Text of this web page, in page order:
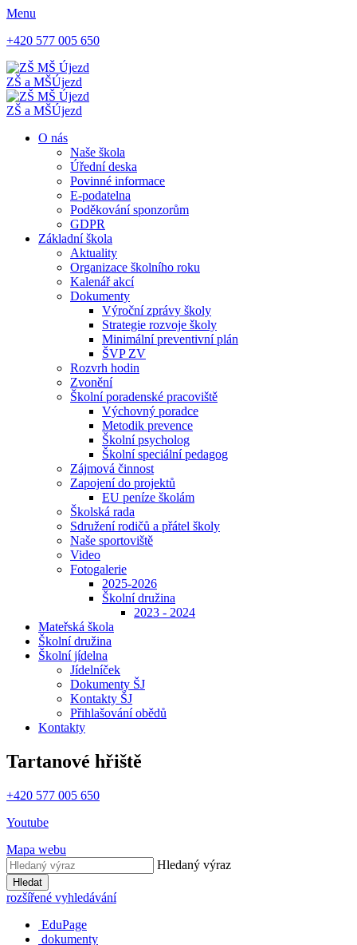
Menu
+420 577 005 650
ZŠ a MŠÚjezd
ZŠ a MŠÚjezd
O nás
Naše škola
Úřední deska
Povinné informace
E-podatelna
Poděkování sponzorům
GDPR
Základní škola
Aktuality
Organizace školního roku
Kalenář akcí
Dokumenty
Výroční zprávy školy
Strategie rozvoje školy
Minimální preventivní plán
ŠVP ZV
Rozvrh hodin
Zvonění
Školní poradenské pracoviště
Výchovný poradce
Metodik prevence
Školní psycholog
Školní speciální pedagog
Zájmová činnost
Zapojení do projektů
EU peníze školám
Školská rada
Sdružení rodičů a přátel školy
Naše sportoviště
Video
Fotogalerie
2025-2026
Školní družina
2023 - 2024
Mateřská škola
Školní družina
Školní jídelna
Jídelníček
Dokumenty ŠJ
Kontakty ŠJ
Přihlašování obědů
Kontakty
Tartanové hřiště
+420 577 005 650
Youtube
Mapa webu
Hledaný výraz
Hledat
rozšířené vyhledávání
EduPage
dokumenty